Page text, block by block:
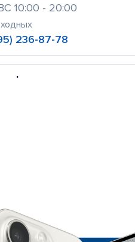
10:00 - 20:00
236-87-78
09:00 - 21:00
10:00 - 21:00